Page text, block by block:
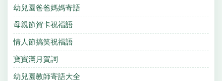
幼兒園爸爸媽媽寄語
母親節賀卡祝福語
情人節搞笑祝福語
寶寶滿月賀詞
幼兒園教師寄語大全